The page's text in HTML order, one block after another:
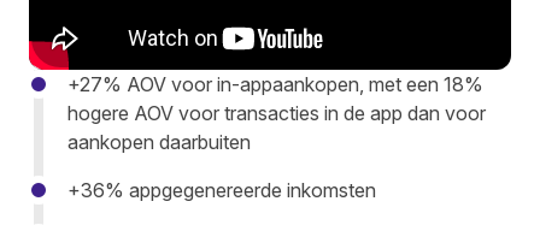
+27% AOV voor in-appaankopen, met een 18%
hogere AOV voor transacties in de app dan voor
aankopen daarbuiten
+36% appgegenereerde inkomsten